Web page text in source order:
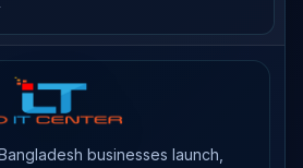
businesses launch,